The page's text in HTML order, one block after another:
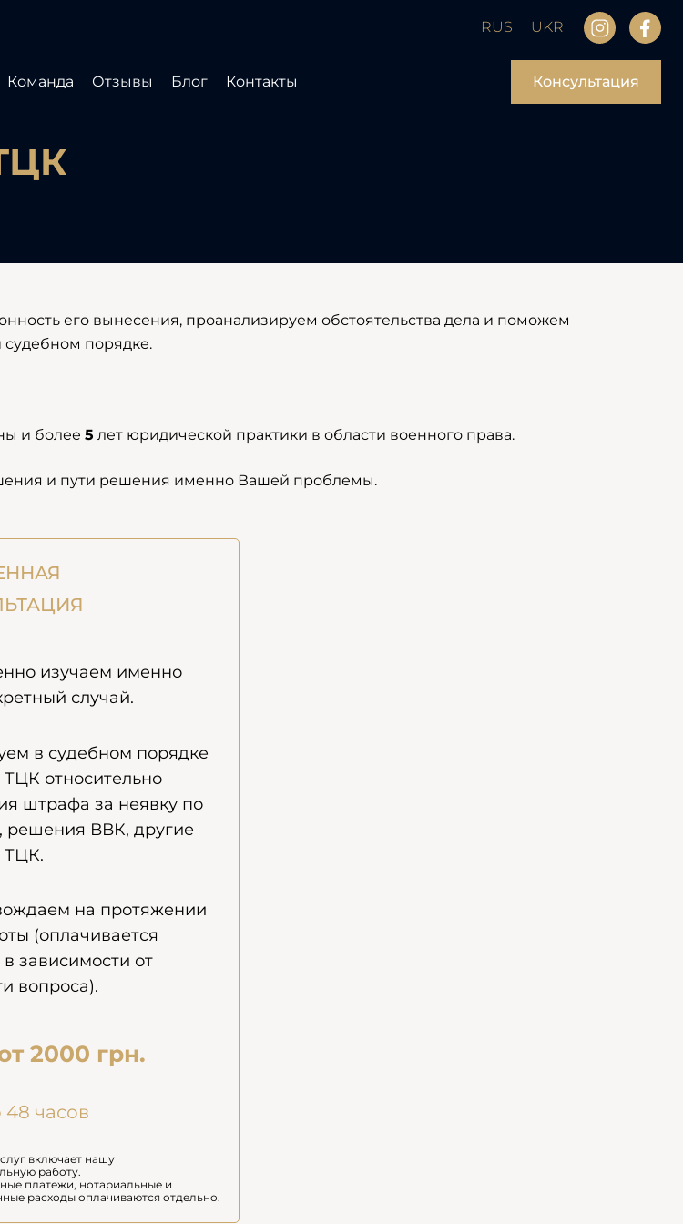
RUS UKR
Команда Отзывы Блог Контакты Консультация
его вынесения, проанализируем обстоятельства дела и поможем
порядке.
и более 5 лет юридической практики в области военного права.
и пути решения именно Вашей проблемы.
изучаем именно
случай.
в судебном порядке
относительно
штрафа за неявку по
решения ВВК, другие
ТЦК.
на протяжении
(оплачивается
в зависимости от
вопроса).
2000 грн.
часов
включает нашу
работу.
платежи, нотариальные и
расходы оплачиваются отдельно.